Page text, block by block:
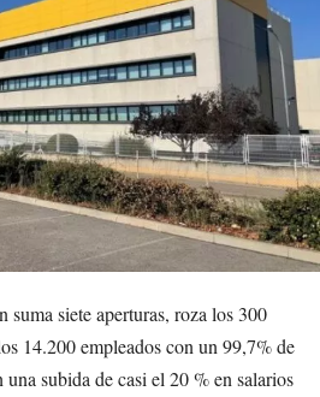
suma siete aperturas, roza los 300
14.200 empleados con un 99,7% de
subida de casi el 20 % en salarios